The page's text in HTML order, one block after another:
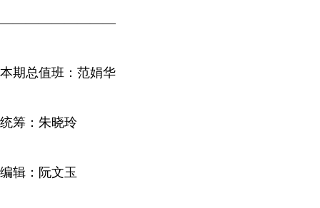
—————————
本期总值班：范娟华
统筹：朱晓玲
编辑：阮文玉